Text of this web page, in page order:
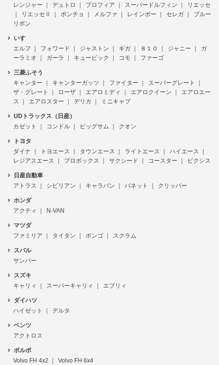
レンジャー
デュトロ プロフィア スーパードルフィン
リエッセ
リエッセⅡ
ポンチョ メルファ レインボー セレガ
ブルー
リボン
いすゞ
エルフ
フォワード ジャストン ギガ ８１０ ジャニー
ガ
ーラミオ
ガーラ キュービック コモ ファーゴ
三菱ふそう
キャンター
キャンターガッツ ファイター
スーパーグレート
ザ・グレート
ローザ エアロミディ エアロクイーン
エアロエー
ス
エアロスター デリカ ミニキャブ
UDトラックス（日産）
カゼット
コンドル ビッグサム クオン
トヨタ
ダイナ
トヨエース タウンエース ライトエース
ハイエース
レジアスエース
プロボックス サクシード コースター ピクシス
日産自動車
アトラス
シビリアン キャラバン バネット クリッパー
ホンダ
アクティ
N-VAN
マツダ
ファミリア
タイタン ボンゴ スクラム
スバル
サンバー
スズキ
キャリィ
スーパーキャリィ エブリィ
ダイハツ
ハイゼット
デルタ
ベンツ
アクトロス
ボルボ
Volvo FH 4x2
Volvo FH 6x4